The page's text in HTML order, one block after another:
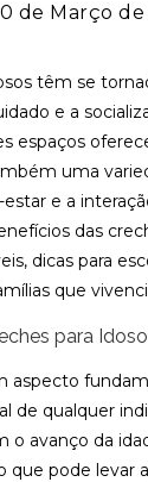
de Março de
têm se
e a
espaços
uma
e a
das
dicas para
que
para
aspecto
de qualquer
o avanço da
que pode levar